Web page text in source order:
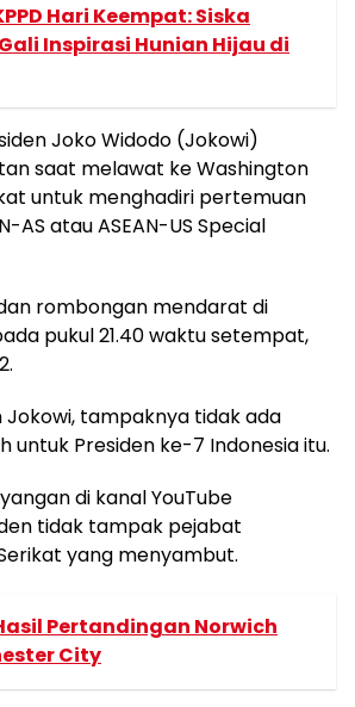
Hari Keempat: Siska
Inspirasi Hunian Hijau di
Joko Widodo (Jokowi)
saat melawat ke Washington
untuk menghadiri pertemuan
AS atau ASEAN-US Special
rombongan mendarat di
pukul 21.40 waktu setempat,
tampaknya tidak ada
untuk Presiden ke-7 Indonesia itu.
di kanal YouTube
tidak tampak pejabat
yang menyambut.
Pertandingan Norwich
City